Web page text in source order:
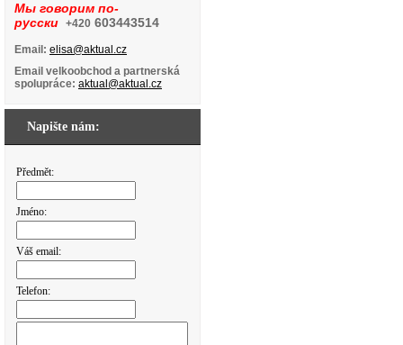
Мы говорим по-
русски +420 603443514
Email: elisa@aktual.cz
Email velkoobchod a partnerská
spolupráce: aktual@aktual.cz
Napište nám:
Předmět:
Jméno:
Váš email:
Telefon: